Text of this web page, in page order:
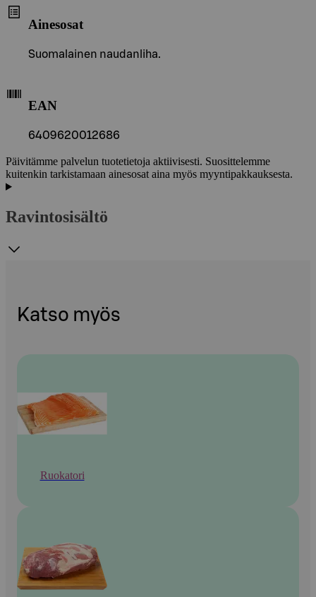
Ainesosat
Suomalainen naudanliha.
EAN
6409620012686
Päivitämme palvelun tuotetietoja aktiivisesti. Suosittelemme
kuitenkin tarkistamaan ainesosat aina myös myyntipakkauksesta.
Ravintosisältö
Katso myös
Ruokatori